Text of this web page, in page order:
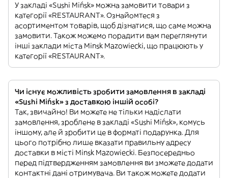
У закладі «Sushi Mińsk» можна замовити товари з
категорії «RESTAURANT». Ознайомтеся з
асортиментом товарів, щоб дізнатися, що саме можна
замовити. Також можемо порадити вам переглянути
інші заклади міста Minsk Mazowiecki, що працюють у
категорії «RESTAURANT».
Чи існує можливість зробити замовлення в закладі
«Sushi Mińsk» з доставкою іншій особі?
Так, звичайно! Ви можете не тільки надіслати
замовлення, зроблене в закладі «Sushi Mińsk», комусь
іншому, але й зробити це в форматі подарунка. Для
цього потрібно лише вказати правильну адресу
доставки в місті Minsk Mazowiecki. Безпосередньо
перед підтвердженням замовлення ви зможете додати
контактні дані отримувача. Ви також можете додати